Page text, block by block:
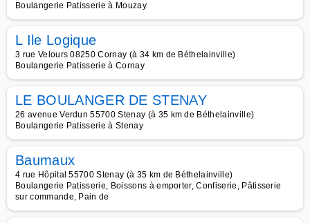
Boulangerie Patisserie à Mouzay
L Ile Logique
3 rue Velours 08250 Cornay (à 34 km de Béthelainville)
Boulangerie Patisserie à Cornay
LE BOULANGER DE STENAY
26 avenue Verdun 55700 Stenay (à 35 km de Béthelainville)
Boulangerie Patisserie à Stenay
Baumaux
4 rue Hôpital 55700 Stenay (à 35 km de Béthelainville)
Boulangerie Patisserie, Boissons à emporter, Confiserie, Pâtisserie
sur commande, Pain de